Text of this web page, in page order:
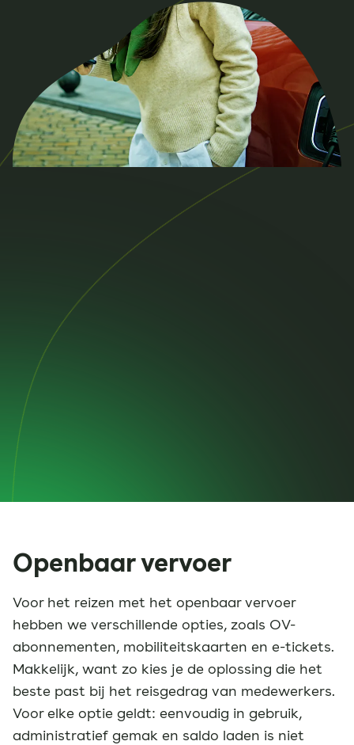
Openbaar vervoer
Voor het reizen met het openbaar vervoer
hebben we verschillende opties, zoals OV-
abonnementen, mobiliteitskaarten en e-tickets.
Makkelijk, want zo kies je de oplossing die het
beste past bij het reisgedrag van medewerkers.
Voor elke optie geldt: eenvoudig in gebruik,
administratief gemak en saldo laden is niet